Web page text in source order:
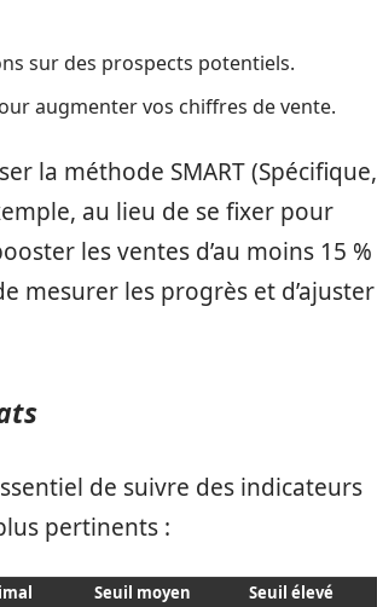
sur des prospects potentiels.
augmenter vos chiffres de vente.
la méthode SMART (Spécifique,
au lieu de se fixer pour
les ventes d’au moins 15 %
mesurer les progrès et d’ajuster
de suivre des indicateurs
pertinents :
Seuil moyen Seuil élevé